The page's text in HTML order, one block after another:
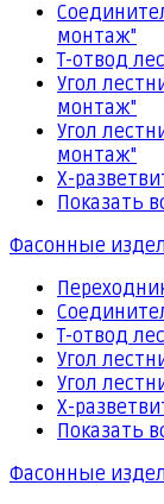
монтаж"
Т-отвод
Угол
монтаж"
Угол
монтаж"
Х-
Показать
Фасонные
Т-отвод
Угол
Угол
Х-
Показать
Фасонные